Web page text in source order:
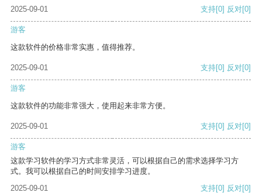
2025-09-01
支持[0] 反对[0]
游客
这款软件的价格非常实惠，值得推荐。
2025-09-01 支持[0] 反对[0]
游客
这款软件的功能非常强大，使用起来非常方便。
2025-09-01 支持[0] 反对[0]
游客
这款学习软件的学习方式非常灵活，可以根据自己的需求选择学习方
式。我可以根据自己的时间安排学习进度。
2025-09-01
支持[0] 反对[0]